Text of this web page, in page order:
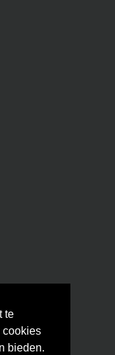
te
cookies
bieden.